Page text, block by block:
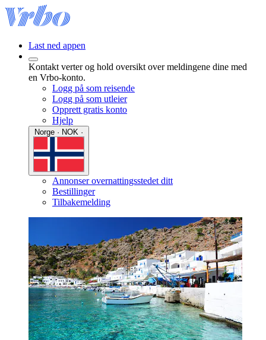
Last ned appen
Kontakt verter og hold oversikt over meldingene dine med
en Vrbo-konto.
Logg på som reisende
Logg på som utleier
Opprett gratis konto
Hjelp
Annonser overnattingsstedet ditt
Bestillinger
Tilbakemelding